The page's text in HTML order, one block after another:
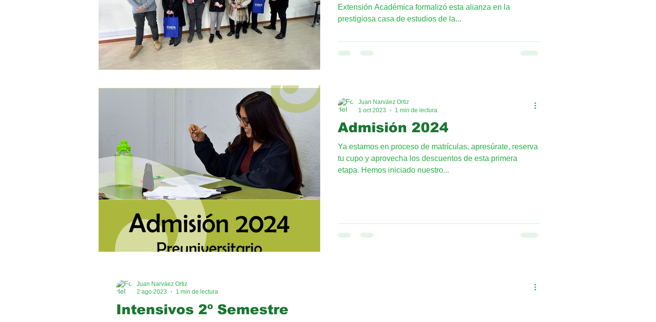
Extensión Académica formalizó esta alianza en la
prestigiosa casa de estudios de la...
Admisión 2024
Ya estamos en proceso de matrículas, apresúrate, reserva
tu cupo y aprovecha los descuentos de esta primera
etapa. Hemos iniciado nuestro...
Juan Narváez Ortiz
1 oct 2023
1 min de lectura
Intensivos 2º Semestre
Juan Narváez Ortiz
2 ago 2023
1 min de lectura